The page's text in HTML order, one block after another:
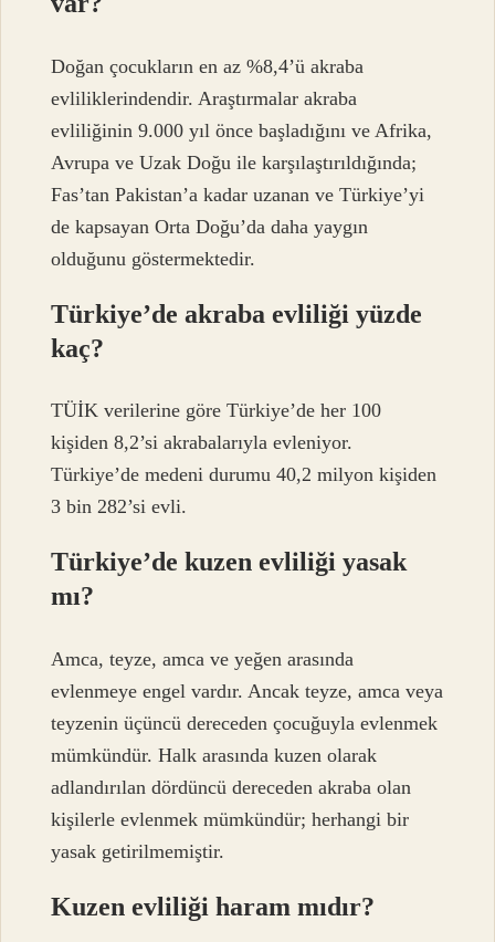
Doğan çocukların en az %8,4’ü akraba
evliliklerindendir. Araştırmalar akraba
evliliğinin 9.000 yıl önce başladığını ve Afrika,
Avrupa ve Uzak Doğu ile karşılaştırıldığında;
Fas’tan Pakistan’a kadar uzanan ve Türkiye’yi
de kapsayan Orta Doğu’da daha yaygın
olduğunu göstermektedir.
Türkiye’de akraba evliliği yüzde
kaç?
TÜİK verilerine göre Türkiye’de her 100
kişiden 8,2’si akrabalarıyla evleniyor.
Türkiye’de medeni durumu 40,2 milyon kişiden
3 bin 282’si evli.
Türkiye’de kuzen evliliği yasak
mı?
Amca, teyze, amca ve yeğen arasında
evlenmeye engel vardır. Ancak teyze, amca veya
teyzenin üçüncü dereceden çocuğuyla evlenmek
mümkündür. Halk arasında kuzen olarak
adlandırılan dördüncü dereceden akraba olan
kişilerle evlenmek mümkündür; herhangi bir
yasak getirilmemiştir.
Kuzen evliliği haram mıdır?